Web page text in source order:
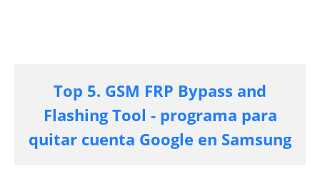
Top 5. GSM FRP Bypass and
Flashing Tool - programa para
quitar cuenta Google en Samsung